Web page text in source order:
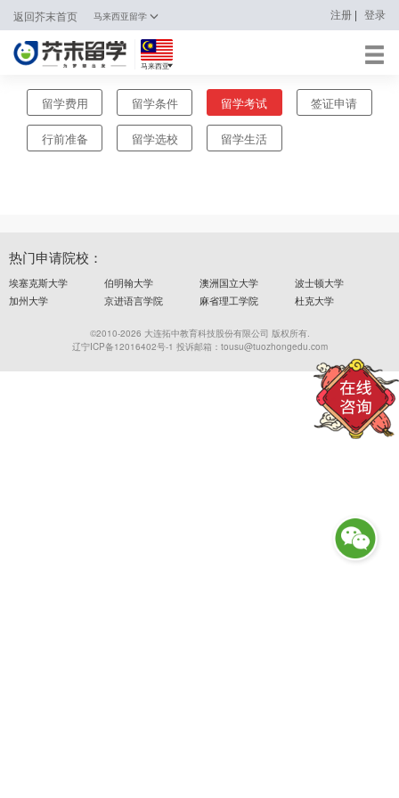
返回芥末首页 马来西亚留学 注册 | 登录
马来西亚
日本
韩国
澳大利亚
留学费用 留学条件 留学考试 签证申请
行前准备 留学选校 留学生活
热门申请院校：
埃塞克斯大学 伯明翰大学 澳洲国立大学
波士顿大学
加州大学
京进语言学院 麻省理工学院 杜克大学
©2010-2026 大连拓中教育科技股份有限公司 版权所有.
辽宁ICP备12016402号-1 投诉邮箱：tousu@tuozhongedu.com